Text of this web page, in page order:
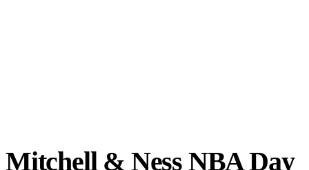
Mitchell & Ness NBA Day